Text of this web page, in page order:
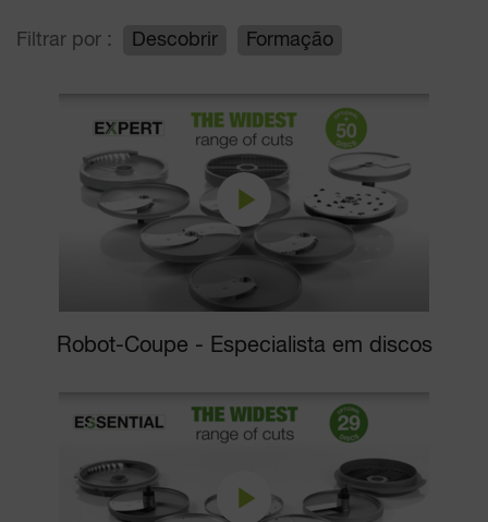
Filtrar por : Descobrir Formação
Robot-Coupe - Especialista em discos